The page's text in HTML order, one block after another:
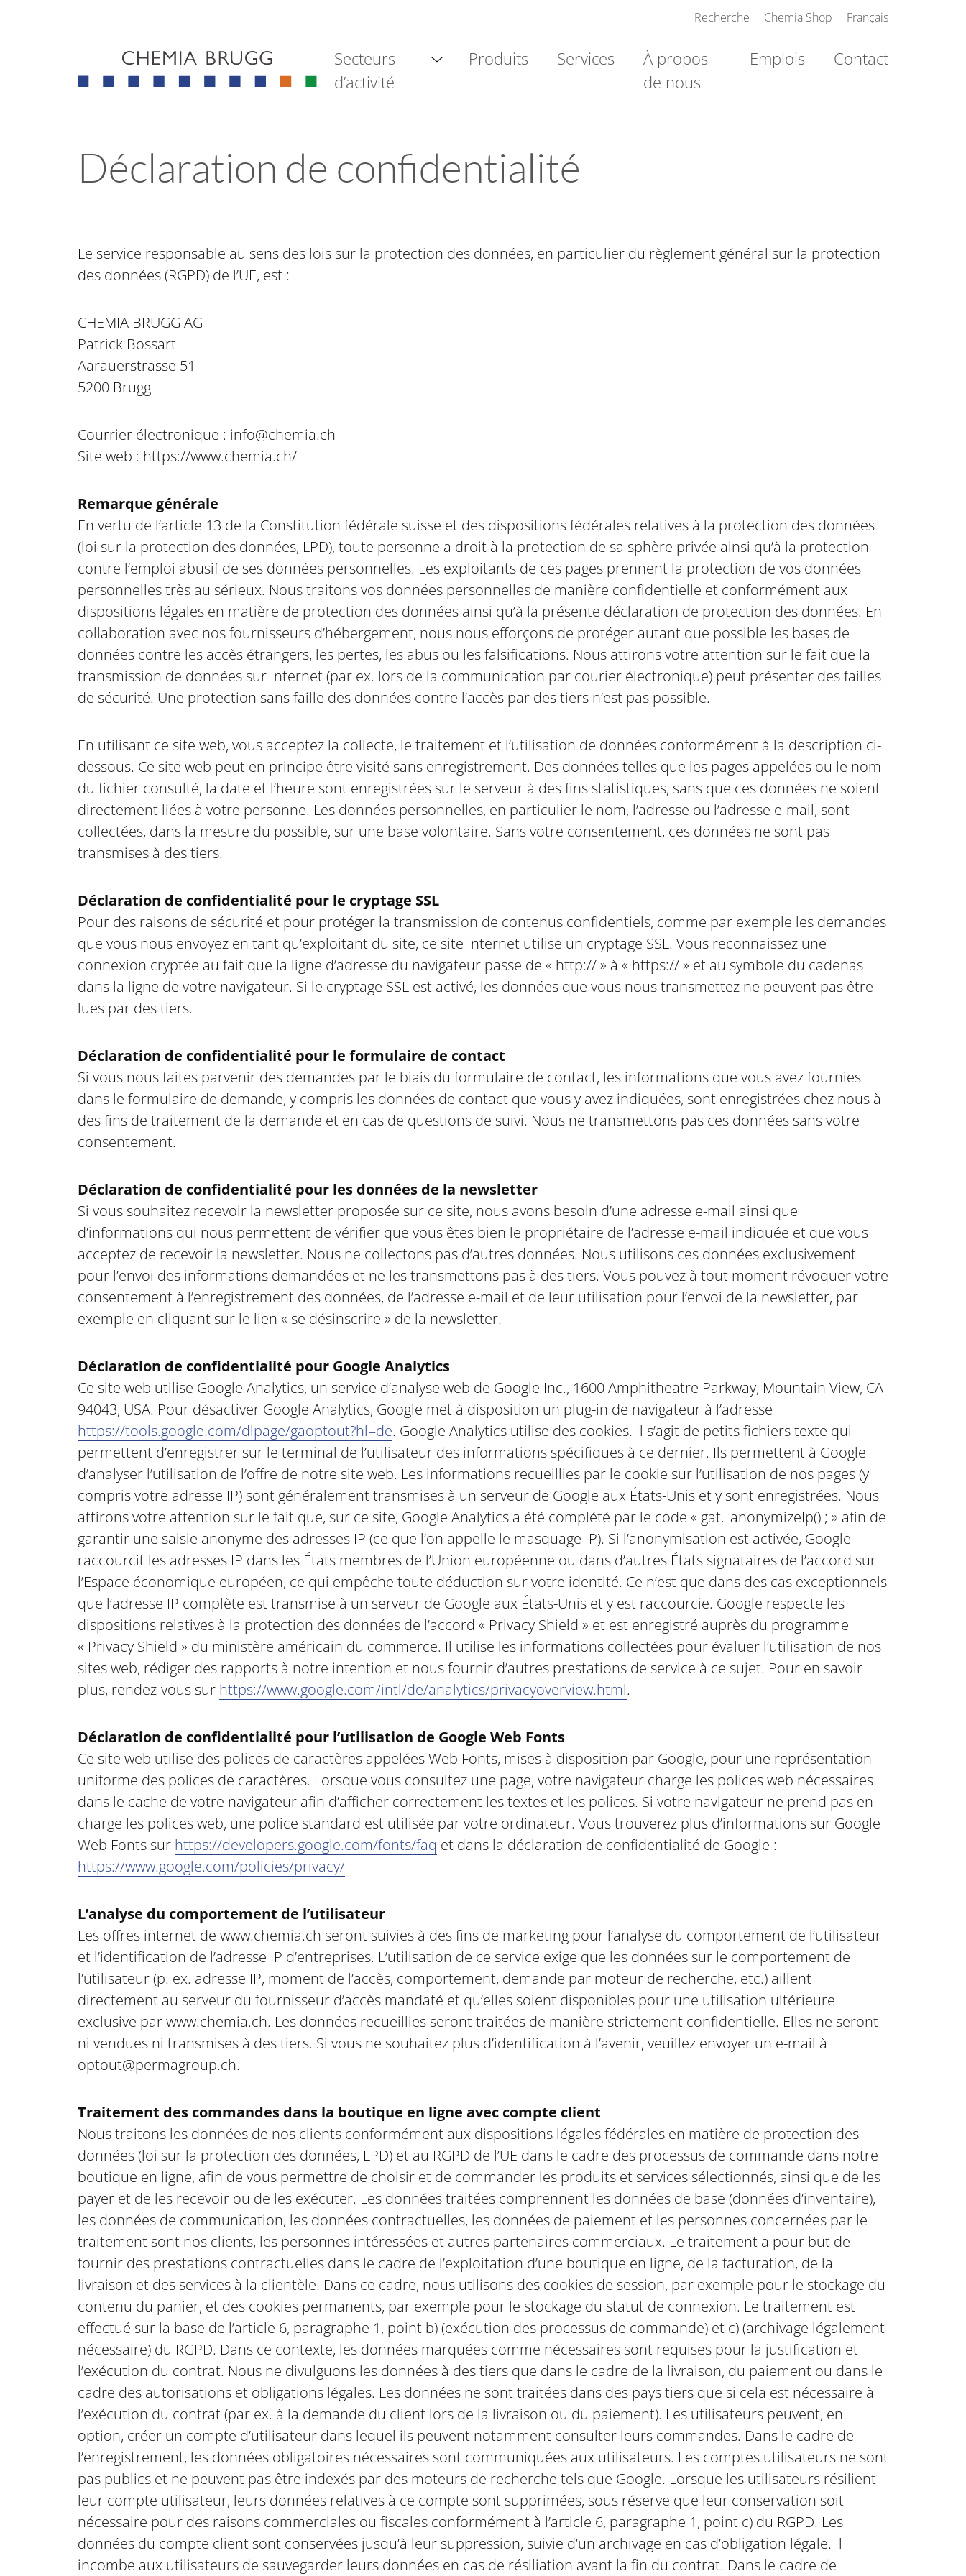
Logo
Secteurs
d’activité
Produits Services
À propos
de nous
Emplois Contact
Recherche Chemia Shop Français
Déclaration de confidentialité
Le service responsable au sens des lois sur la protection des données, en particulier du règlement général sur la protection
des données (RGPD) de l’UE, est :
CHEMIA BRUGG AG
Patrick Bossart
Aarauerstrasse 51
5200 Brugg
Courrier électronique : info@chemia.ch
Site web : https://www.chemia.ch/
Remarque générale
En vertu de l’article 13 de la Constitution fédérale suisse et des dispositions fédérales relatives à la protection des données
(loi sur la protection des données, LPD), toute personne a droit à la protection de sa sphère privée ainsi qu’à la protection
contre l’emploi abusif de ses données personnelles. Les exploitants de ces pages prennent la protection de vos données
personnelles très au sérieux. Nous traitons vos données personnelles de manière confidentielle et conformément aux
dispositions légales en matière de protection des données ainsi qu’à la présente déclaration de protection des données. En
collaboration avec nos fournisseurs d’hébergement, nous nous efforçons de protéger autant que possible les bases de
données contre les accès étrangers, les pertes, les abus ou les falsifications. Nous attirons votre attention sur le fait que la
transmission de données sur Internet (par ex. lors de la communication par courier électronique) peut présenter des failles
de sécurité. Une protection sans faille des données contre l’accès par des tiers n’est pas possible.
En utilisant ce site web, vous acceptez la collecte, le traitement et l’utilisation de données conformément à la description ci-
dessous. Ce site web peut en principe être visité sans enregistrement. Des données telles que les pages appelées ou le nom
du fichier consulté, la date et l’heure sont enregistrées sur le serveur à des fins statistiques, sans que ces données ne soient
directement liées à votre personne. Les données personnelles, en particulier le nom, l’adresse ou l’adresse e-mail, sont
collectées, dans la mesure du possible, sur une base volontaire. Sans votre consentement, ces données ne sont pas
transmises à des tiers.
Déclaration de confidentialité pour le cryptage SSL
Pour des raisons de sécurité et pour protéger la transmission de contenus confidentiels, comme par exemple les demandes
que vous nous envoyez en tant qu’exploitant du site, ce site Internet utilise un cryptage SSL. Vous reconnaissez une
connexion cryptée au fait que la ligne d’adresse du navigateur passe de « http:// » à « https:// » et au symbole du cadenas
dans la ligne de votre navigateur. Si le cryptage SSL est activé, les données que vous nous transmettez ne peuvent pas être
lues par des tiers.
Déclaration de confidentialité pour le formulaire de contact
Si vous nous faites parvenir des demandes par le biais du formulaire de contact, les informations que vous avez fournies
dans le formulaire de demande, y compris les données de contact que vous y avez indiquées, sont enregistrées chez nous à
des fins de traitement de la demande et en cas de questions de suivi. Nous ne transmettons pas ces données sans votre
consentement.
Déclaration de confidentialité pour les données de la newsletter
Si vous souhaitez recevoir la newsletter proposée sur ce site, nous avons besoin d’une adresse e-mail ainsi que
d’informations qui nous permettent de vérifier que vous êtes bien le propriétaire de l’adresse e-mail indiquée et que vous
acceptez de recevoir la newsletter. Nous ne collectons pas d’autres données. Nous utilisons ces données exclusivement
pour l’envoi des informations demandées et ne les transmettons pas à des tiers. Vous pouvez à tout moment révoquer votre
consentement à l’enregistrement des données, de l’adresse e-mail et de leur utilisation pour l’envoi de la newsletter, par
exemple en cliquant sur le lien « se désinscrire » de la newsletter.
Déclaration de confidentialité pour Google Analytics
Ce site web utilise Google Analytics, un service d’analyse web de Google Inc., 1600 Amphitheatre Parkway, Mountain View, CA
94043, USA. Pour désactiver Google Analytics, Google met à disposition un plug-in de navigateur à l’adresse
https://tools.google.com/dlpage/gaoptout?hl=de. Google Analytics utilise des cookies. Il s’agit de petits fichiers texte qui
permettent d’enregistrer sur le terminal de l’utilisateur des informations spécifiques à ce dernier. Ils permettent à Google
d’analyser l’utilisation de l’offre de notre site web. Les informations recueillies par le cookie sur l’utilisation de nos pages (y
compris votre adresse IP) sont généralement transmises à un serveur de Google aux États-Unis et y sont enregistrées. Nous
attirons votre attention sur le fait que, sur ce site, Google Analytics a été complété par le code « gat._anonymizeIp() ; » afin de
garantir une saisie anonyme des adresses IP (ce que l’on appelle le masquage IP). Si l’anonymisation est activée, Google
raccourcit les adresses IP dans les États membres de l’Union européenne ou dans d’autres États signataires de l’accord sur
l’Espace économique européen, ce qui empêche toute déduction sur votre identité. Ce n’est que dans des cas exceptionnels
que l’adresse IP complète est transmise à un serveur de Google aux États-Unis et y est raccourcie. Google respecte les
dispositions relatives à la protection des données de l’accord « Privacy Shield » et est enregistré auprès du programme
« Privacy Shield » du ministère américain du commerce. Il utilise les informations collectées pour évaluer l’utilisation de nos
sites web, rédiger des rapports à notre intention et nous fournir d’autres prestations de service à ce sujet. Pour en savoir
plus, rendez-vous sur https://www.google.com/intl/de/analytics/privacyoverview.html.
Déclaration de confidentialité pour l’utilisation de Google Web Fonts
Ce site web utilise des polices de caractères appelées Web Fonts, mises à disposition par Google, pour une représentation
uniforme des polices de caractères. Lorsque vous consultez une page, votre navigateur charge les polices web nécessaires
dans le cache de votre navigateur afin d’afficher correctement les textes et les polices. Si votre navigateur ne prend pas en
charge les polices web, une police standard est utilisée par votre ordinateur. Vous trouverez plus d’informations sur Google
Web Fonts sur https://developers.google.com/fonts/faq et dans la déclaration de confidentialité de Google :
https://www.google.com/policies/privacy/
L’analyse du comportement de l’utilisateur
Les offres internet de www.chemia.ch seront suivies à des fins de marketing pour l’analyse du comportement de l’utilisateur
et l’identification de l’adresse IP d’entreprises. L’utilisation de ce service exige que les données sur le comportement de
l’utilisateur (p. ex. adresse IP, moment de l’accès, comportement, demande par moteur de recherche, etc.) aillent
directement au serveur du fournisseur d’accès mandaté et qu’elles soient disponibles pour une utilisation ultérieure
exclusive par www.chemia.ch. Les données recueillies seront traitées de manière strictement confidentielle. Elles ne seront
ni vendues ni transmises à des tiers. Si vous ne souhaitez plus d’identification à l’avenir, veuillez envoyer un e-mail à
optout@permagroup.ch.
Traitement des commandes dans la boutique en ligne avec compte client
Nous traitons les données de nos clients conformément aux dispositions légales fédérales en matière de protection des
données (loi sur la protection des données, LPD) et au RGPD de l’UE dans le cadre des processus de commande dans notre
boutique en ligne, afin de vous permettre de choisir et de commander les produits et services sélectionnés, ainsi que de les
payer et de les recevoir ou de les exécuter. Les données traitées comprennent les données de base (données d’inventaire),
les données de communication, les données contractuelles, les données de paiement et les personnes concernées par le
traitement sont nos clients, les personnes intéressées et autres partenaires commerciaux. Le traitement a pour but de
fournir des prestations contractuelles dans le cadre de l’exploitation d’une boutique en ligne, de la facturation, de la
livraison et des services à la clientèle. Dans ce cadre, nous utilisons des cookies de session, par exemple pour le stockage du
contenu du panier, et des cookies permanents, par exemple pour le stockage du statut de connexion. Le traitement est
effectué sur la base de l’article 6, paragraphe 1, point b) (exécution des processus de commande) et c) (archivage légalement
nécessaire) du RGPD. Dans ce contexte, les données marquées comme nécessaires sont requises pour la justification et
l’exécution du contrat. Nous ne divulguons les données à des tiers que dans le cadre de la livraison, du paiement ou dans le
cadre des autorisations et obligations légales. Les données ne sont traitées dans des pays tiers que si cela est nécessaire à
l’exécution du contrat (par ex. à la demande du client lors de la livraison ou du paiement). Les utilisateurs peuvent, en
option, créer un compte d’utilisateur dans lequel ils peuvent notamment consulter leurs commandes. Dans le cadre de
l’enregistrement, les données obligatoires nécessaires sont communiquées aux utilisateurs. Les comptes utilisateurs ne sont
pas publics et ne peuvent pas être indexés par des moteurs de recherche tels que Google. Lorsque les utilisateurs résilient
leur compte utilisateur, leurs données relatives à ce compte sont supprimées, sous réserve que leur conservation soit
nécessaire pour des raisons commerciales ou fiscales conformément à l’article 6, paragraphe 1, point c) du RGPD. Les
données du compte client sont conservées jusqu’à leur suppression, suivie d’un archivage en cas d’obligation légale. Il
incombe aux utilisateurs de sauvegarder leurs données en cas de résiliation avant la fin du contrat. Dans le cadre de